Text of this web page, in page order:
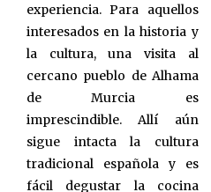
experiencia. Para aquellos
interesados ​​en la historia y
la cultura, una visita al
cercano pueblo de Alhama
de Murcia es
imprescindible. Allí aún
sigue intacta la cultura
tradicional española y es
fácil degustar la cocina